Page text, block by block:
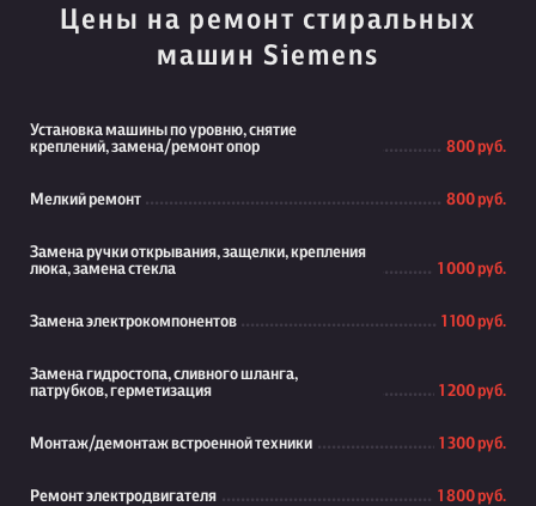
Цены на ремонт стиральных
машин Siemens
Установка машины по уровню, снятие
креплений, замена/ремонт опор
800 руб.
Мелкий ремонт 800 руб.
Замена ручки открывания, защелки, крепления
люка, замена стекла
1 000 руб.
Замена электрокомпонентов 1 100 руб.
Замена гидростопа, сливного шланга,
патрубков, герметизация
1 200 руб.
Монтаж/демонтаж встроенной техники 1 300 руб.
Ремонт электродвигателя 1 800 руб.